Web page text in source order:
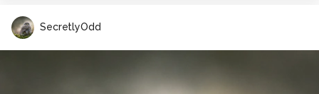
SecretlyOdd